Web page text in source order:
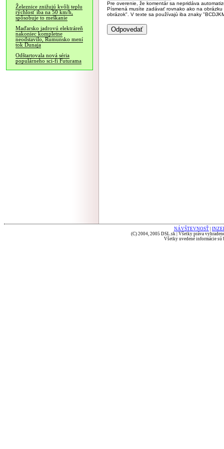
Železnice znižujú kvôli teplu
rýchlosť iba na 50 km/h,
spôsobuje to meškanie
Maďarsko jadrovú elektráreň
nakoniec kompletne
neodstavilo, Rumunsko mení
tok Dunaja
Odštartovala nová séria
populárneho sci-fi Futurama
Pre overenie, že komentár sa nepridáva
Písmená musíte zadávať rovnako ako na
obrázok". V texte sa používajú iba znaky
NÁVŠTEVNOSŤ
(C) 2004, 2005 DSL.sk | Všetky práva
Všetky uvedené informácie sú